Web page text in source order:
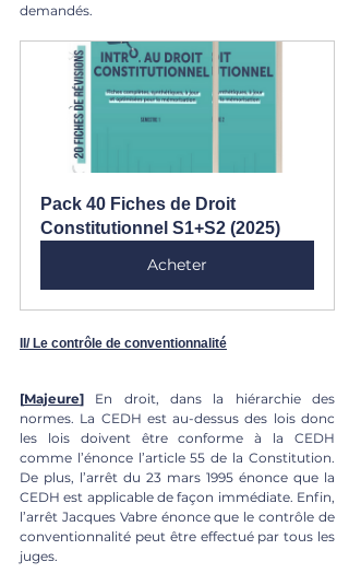
demandés.
Pack 40 Fiches de Droit
Constitutionnel S1+S2 (2025)
Acheter
II/ Le contrôle de conventionnalité
[Majeure] En droit, dans la hiérarchie des
normes. La CEDH est au-dessus des lois donc
les lois doivent être conforme à la CEDH
comme l’énonce l’article 55 de la Constitution.
De plus, l’arrêt du 23 mars 1995 énonce que la
CEDH est applicable de façon immédiate. Enfin,
l’arrêt Jacques Vabre énonce que le contrôle de
conventionnalité peut être effectué par tous les
juges.